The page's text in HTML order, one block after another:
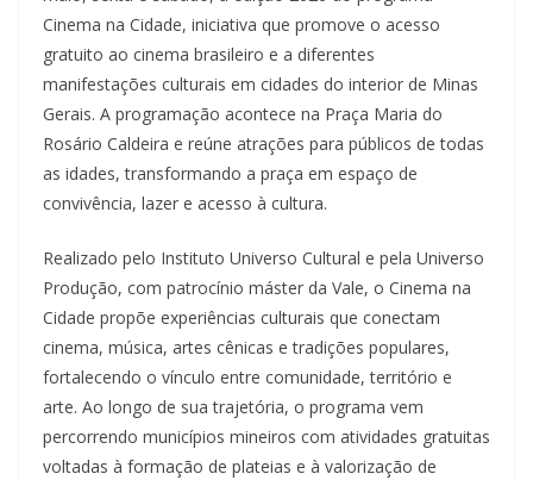
Cinema na Cidade, iniciativa que promove o acesso
gratuito ao cinema brasileiro e a diferentes
manifestações culturais em cidades do interior de Minas
Gerais. A programação acontece na Praça Maria do
Rosário Caldeira e reúne atrações para públicos de todas
as idades, transformando a praça em espaço de
convivência, lazer e acesso à cultura.
Realizado pelo Instituto Universo Cultural e pela Universo
Produção, com patrocínio máster da Vale, o Cinema na
Cidade propõe experiências culturais que conectam
cinema, música, artes cênicas e tradições populares,
fortalecendo o vínculo entre comunidade, território e
arte. Ao longo de sua trajetória, o programa vem
percorrendo municípios mineiros com atividades gratuitas
voltadas à formação de plateias e à valorização de